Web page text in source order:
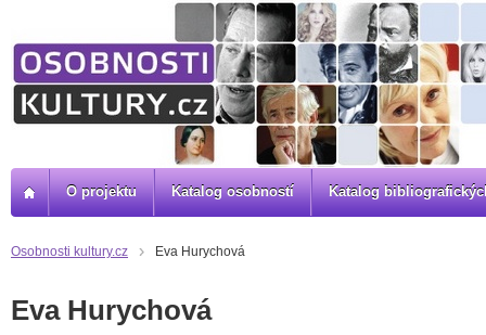
Osobnosti kultury.cz Eva Hurychová
Eva Hurychová
O projektu Katalog osobností Katalog